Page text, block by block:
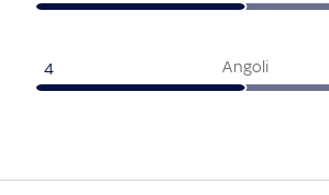
Angoli
4